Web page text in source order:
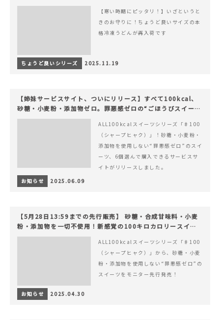
【寒い時期にピッタリ！】いざというと
きのお守りに！ちょうど良いサイズの本
格冷凍うどんが再入荷です
ちょうど良いシリーズ 2025.11.19
【姉妹サービスサイト、ついにリリース】すべて100kcal、
砂糖・小麦粉・添加物ゼロ。罪悪感ゼロの“ごほうびスイー
ツ”『#100（シャープ100）』
ALL100kcalスイーツシリーズ「♯100
（シャープヒャク）」！砂糖・小麦粉・
添加物を使用しない“罪悪感ゼロ”のスイ
ーツ、6個選んで購入できるサービスサ
イトがリリースしました。
お知らせ
2025.06.09
【5月28日13:59までの先行販売】 砂糖・合成甘味料・小麦
粉・添加物を一切不使用！新感覚の100キロカロリースイー
ツでヘルシーライフを。
ALL100kcalスイーツシリーズ「♯100
（シャープヒャク）」から、砂糖・小麦
粉・添加物を使用しない“罪悪感ゼロ”の
スイーツをモニター先行発売！
お知らせ 2025.04.30